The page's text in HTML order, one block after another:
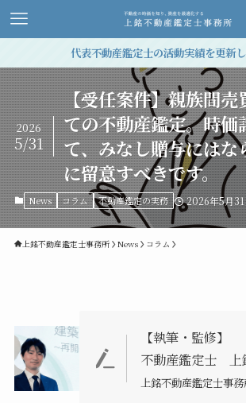
代表不動産鑑定士の活動実績を更新
【受任案件】親族間売
ての不動産鑑定。時価
て、みなし贈与にはな
に留意すべきです。
2026
5/31
News コラム 不動産鑑定の実務 2026年5月
上銘不動産鑑定士事務所 News コラム
【執筆・監修】
不動産鑑定士 上
上銘不動産鑑定士事